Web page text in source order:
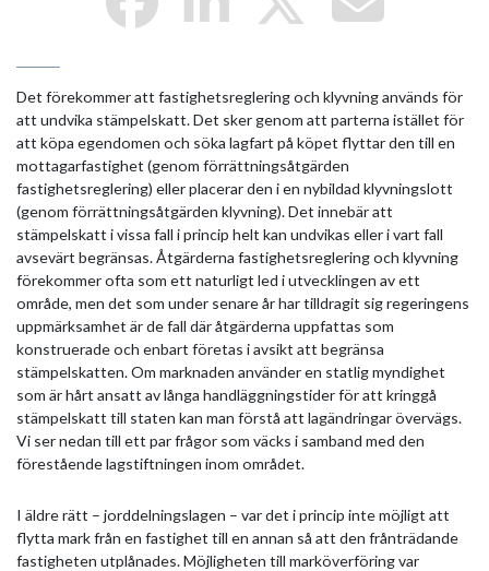
Det förekommer att fastighetsreglering och klyvning används för
att undvika stämpelskatt. Det sker genom att parterna istället för
att köpa egendomen och söka lagfart på köpet flyttar den till en
mottagarfastighet (genom förrättningsåtgärden
fastighetsreglering) eller placerar den i en nybildad klyvningslott
(genom förrättningsåtgärden klyvning). Det innebär att
stämpelskatt i vissa fall i princip helt kan undvikas eller i vart fall
avsevärt begränsas. Åtgärderna fastighetsreglering och klyvning
förekommer ofta som ett naturligt led i utvecklingen av ett
område, men det som under senare år har tilldragit sig regeringens
uppmärksamhet är de fall där åtgärderna uppfattas som
konstruerade och enbart företas i avsikt att begränsa
stämpelskatten. Om marknaden använder en statlig myndighet
som är hårt ansatt av långa handläggningstider för att kringgå
stämpelskatt till staten kan man förstå att lagändringar övervägs.
Vi ser nedan till ett par frågor som väcks i samband med den
förestående lagstiftningen inom området.
I äldre rätt – jorddelningslagen – var det i princip inte möjligt att
flytta mark från en fastighet till en annan så att den frånträdande
fastigheten utplånades. Möjligheten till marköverföring var